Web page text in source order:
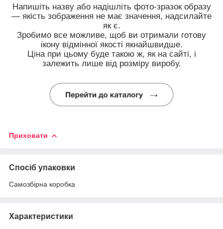
Напишіть назву або надішліть фото-зразок образу
— якість зображення не має значення, надсилайте
як є.
Зробимо все можливе, щоб ви отримали готову
ікону відмінної якості якнайшвидше.
Ціна при цьому буде такою ж, як на сайті, і
залежить лише від розміру виробу.
Приховати
Спосіб упаковки
Самозбірна коробка
Характеристики